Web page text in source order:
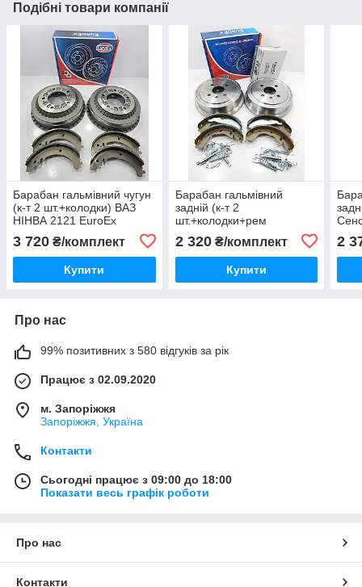
Подібні товари компанії
Барабан гальмівний чугун
(к-т 2 шт.+колодки) ВАЗ
НІНВА 2121 EuroEx
3 720 ₴/комплект
Купити
Барабан гальмівний
задній (к-т 2
шт.+колодки+рем
Нексія без маточини
EuroEx Венгорія
2 320₴/комплект
Купити
2
Про нас
99% позитивних з 580 відгуків за рік
Працює з 02.09.2020
м. Запоріжжя
Запоріжжя, Україна
Контакти
Сьогодні працює з 09:00 до 18:00
Показати весь графік роботи
Про нас
Контакти